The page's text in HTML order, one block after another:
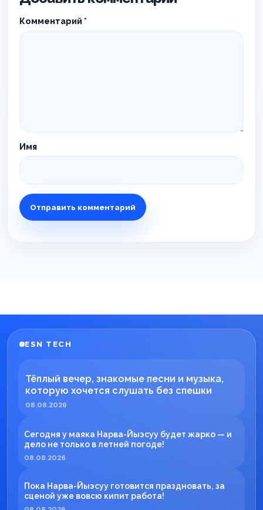
Комментарий *
Имя
ESN TECH
Тёплый вечер, знакомые песни и музыка,
которую хочется слушать без спешки
08.08.2026
Сегодня у маяка Нарва-Йыэсуу будет жарко — и
дело не только в летней погоде!
08.08.2026
Пока Нарва-Йыэсуу готовится праздновать, за
сценой уже вовсю кипит работа!